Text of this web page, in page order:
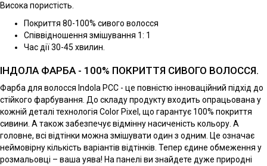
Висока пористість.
Покриття 80-100% сивого волосся
Співвідношення змішування 1: 1
Час дії 30-45 хвилин.
ІНДОЛА ФАРБА - 100% ПОКРИТТЯ СИВОГО ВОЛОССЯ.
Фарба для волосся Indola PCC - це повністю інноваційний підхід до
стійкого фарбування. До складу продукту входить опрацьована у
кожній деталі технологія Color Pixel, що гарантує 100% покриття
сивини. А також забезпечує відмінну насиченість кольору. А
головне, всі відтінки можна змішувати один з одним. Це означає
неймовірну кількість варіантів відтінків. Тепер єдине обмеження у
розмальовці – ваша уява! На панелі ви знайдете дуже природні